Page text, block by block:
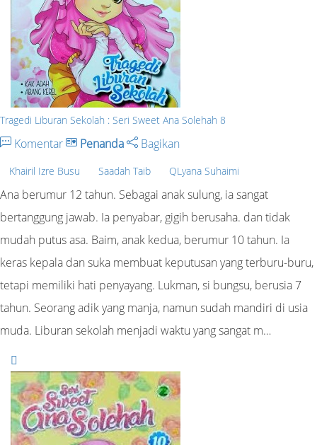
Tragedi Liburan Sekolah : Seri Sweet Ana Solehah 8
Komentar Penanda Bagikan
Khairil Izre Busu Saadah Taib QLyana Suhaimi
Ana berumur 12 tahun. Sebagai anak sulung, ia sangat
bertanggung jawab. Ia penyabar, gigih berusaha. dan tidak
mudah putus asa. Baim, anak kedua, berumur 10 tahun. Ia
keras kepala dan suka membuat keputusan yang terburu-buru,
tetapi memiliki hati penyayang. Lukman, si bungsu, berusia 7
tahun. Seorang adik yang manja, namun sudah mandiri di usia
muda. Liburan sekolah menjadi waktu yang sangat m…